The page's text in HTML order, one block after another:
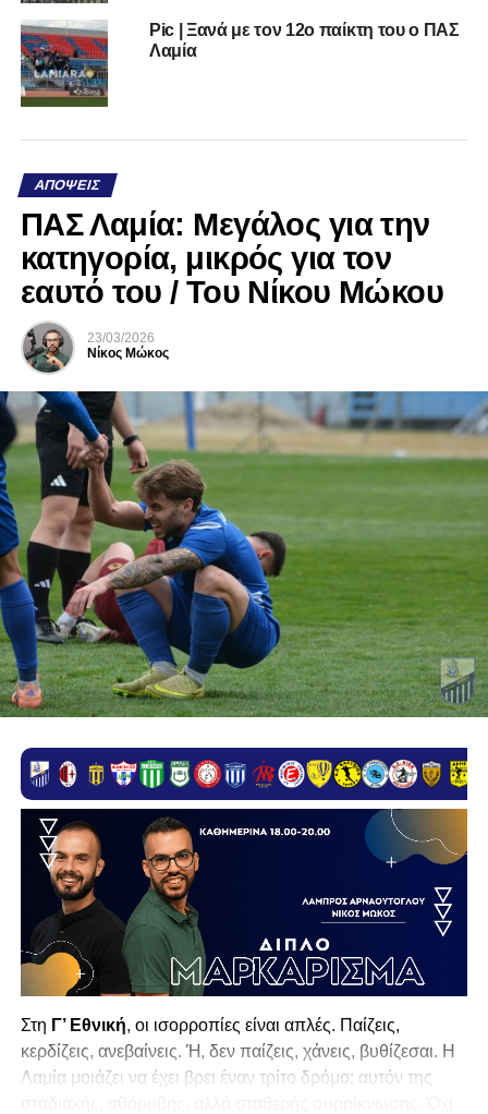
Pic | Ξανά με τον 12ο παίκτη του ο ΠΑΣ
Λαμία
ΑΠΌΨΕΙΣ
ΠΑΣ Λαμία: Μεγάλος για την
κατηγορία, μικρός για τον
εαυτό του / Του Νίκου Μώκου
23/03/2026
Νίκος Μώκος
Στη Γ’ Εθνική, οι ισορροπίες είναι απλές. Παίζεις,
κερδίζεις, ανεβαίνεις. Ή, δεν παίζεις, χάνεις, βυθίζεσαι. Η
Λαμία μοιάζει να έχει βρει έναν τρίτο δρόμο: αυτόν της